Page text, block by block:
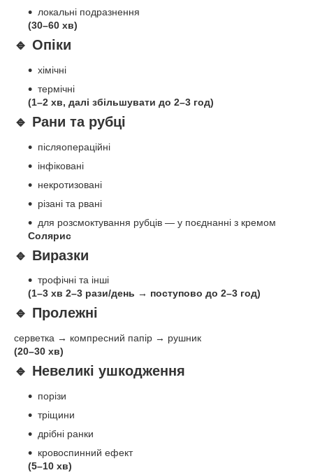
локальні подразнення
(30–60 хв)
🔹 Опіки
хімічні
термічні
(1–2 хв, далі збільшувати до 2–3 год)
🔹 Рани та рубці
післяопераційні
інфіковані
некротизовані
різані та рвані
для розсмоктування рубців — у поєднанні з кремом
Солярис
🔹 Виразки
трофічні та інші
(1–3 хв 2–3 рази/день → поступово до 2–3 год)
🔹 Пролежні
серветка → компресний папір → рушник
(20–30 хв)
🔹 Невеликі ушкодження
порізи
тріщини
дрібні ранки
кровоспинний ефект
(5–10 хв)